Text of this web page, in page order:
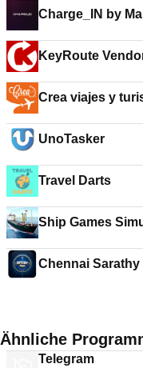
Charge_IN by
KeyRoute
Crea viajes y
UnoTasker
Travel Darts
Ship Games
Chennai Sarathy
Ähnliche
Telegram